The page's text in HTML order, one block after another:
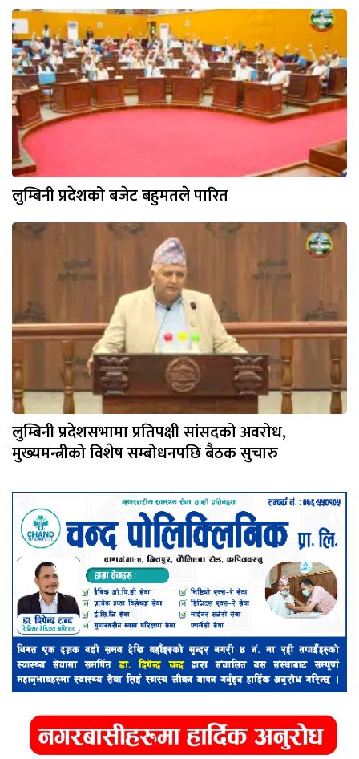
लुम्बिनी प्रदेशको बजेट बहुमतले पारित
लुम्बिनी प्रदेशसभामा प्रतिपक्षी सांसदको अवरोध,
मुख्यमन्त्रीको विशेष सम्बोधनपछि बैठक सुचारु